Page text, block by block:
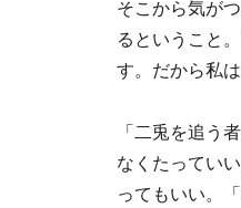
そこから気が
るということ
す。だから私
「二兎を追う
なくたってい
ってもいい。